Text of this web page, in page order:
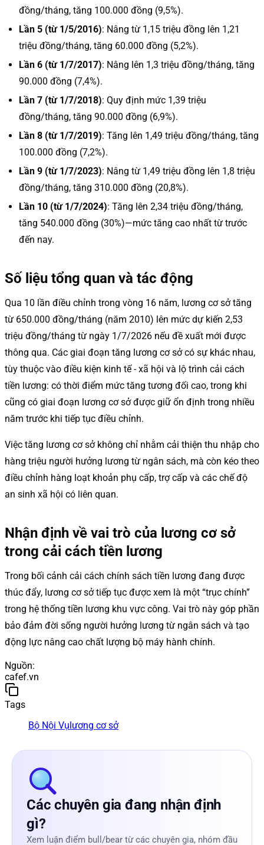
đồng/tháng, tăng 100.000 đồng (9,5%).
Lần 5 (từ 1/5/2016): Nâng từ 1,15 triệu đồng lên 1,21
triệu đồng/tháng, tăng 60.000 đồng (5,2%).
Lần 6 (từ 1/7/2017): Nâng lên 1,3 triệu đồng/tháng, tăng
90.000 đồng (7,4%).
Lần 7 (từ 1/7/2018): Quy định mức 1,39 triệu
đồng/tháng, tăng 90.000 đồng (6,9%).
Lần 8 (từ 1/7/2019): Tăng lên 1,49 triệu đồng/tháng, tăng
100.000 đồng (7,2%).
Lần 9 (từ 1/7/2023): Nâng từ 1,49 triệu đồng lên 1,8 triệu
đồng/tháng, tăng 310.000 đồng (20,8%).
Lần 10 (từ 1/7/2024): Tăng lên 2,34 triệu đồng/tháng,
tăng 540.000 đồng (30%)—mức tăng cao nhất từ trước
đến nay.
Số liệu tổng quan và tác động
Qua 10 lần điều chỉnh trong vòng 16 năm, lương cơ sở tăng
từ 650.000 đồng/tháng (năm 2010) lên mức dự kiến 2,53
triệu đồng/tháng từ ngày 1/7/2026 nếu đề xuất mới được
thông qua. Các giai đoạn tăng lương cơ sở có sự khác nhau,
tùy thuộc vào điều kiện kinh tế - xã hội và lộ trình cải cách
tiền lương: có thời điểm mức tăng tương đối cao, trong khi
cũng có giai đoạn lương cơ sở được giữ ổn định trong nhiều
năm trước khi tiếp tục điều chỉnh.
Việc tăng lương cơ sở không chỉ nhằm cải thiện thu nhập cho
hàng triệu người hưởng lương từ ngân sách, mà còn kéo theo
điều chỉnh hàng loạt khoản phụ cấp, trợ cấp và các chế độ
an sinh xã hội có liên quan.
Nhận định về vai trò của lương cơ sở
trong cải cách tiền lương
Trong bối cảnh cải cách chính sách tiền lương đang được
thúc đẩy, lương cơ sở tiếp tục được xem là một “trục chính”
trong hệ thống tiền lương khu vực công. Vai trò này góp phần
bảo đảm đời sống người hưởng lương từ ngân sách và tạo
động lực nâng cao chất lượng bộ máy hành chính.
Nguồn:
cafef.vn
Tags
Bộ Nội Vụlương cơ sở
Các chuyên gia đang nhận định
gì?
Xem luận điểm bull/bear từ các chuyên gia, nhóm đầu